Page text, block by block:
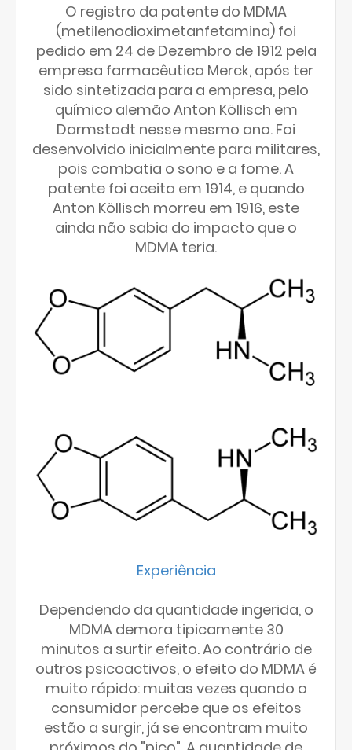
O registro da patente do MDMA
(metilenodioximetanfetamina) foi
pedido em 24 de Dezembro de 1912 pela
empresa farmacêutica Merck, após ter
sido sintetizada para a empresa, pelo
químico alemão Anton Köllisch em
Darmstadt nesse mesmo ano. Foi
desenvolvido inicialmente para militares,
pois combatia o sono e a fome. A
patente foi aceita em 1914, e quando
Anton Köllisch morreu em 1916, este
ainda não sabia do impacto que o
MDMA teria.
Experiência
Dependendo da quantidade ingerida, o
MDMA demora tipicamente 30
minutos a surtir efeito. Ao contrário de
outros psicoactivos, o efeito do MDMA é
muito rápido: muitas vezes quando o
consumidor percebe que os efeitos
estão a surgir, já se encontram muito